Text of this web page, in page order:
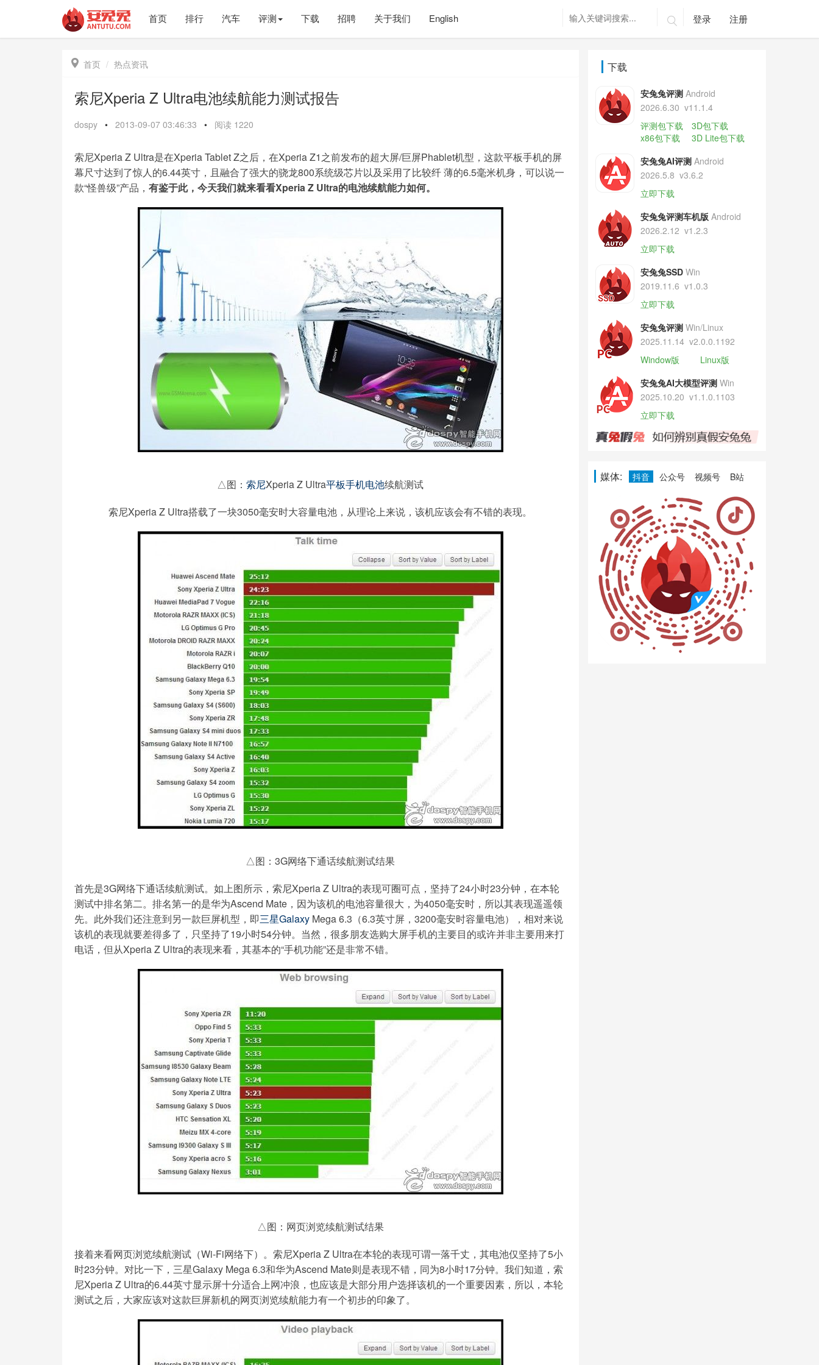
首页 排行 汽车 评测 下载 招聘 关于我们 English  登录 注册
 首页 热点资讯
索尼Xperia Z Ultra电池续航能力测试报告
dospy • 2013-09-07 03:46:33 • 阅读 1220
索尼Xperia Z Ultra是在Xperia Tablet Z之后，在Xperia Z1之前发布的超大屏/巨屏Phablet机型，这款平板手机的屏
幕尺寸达到了惊人的6.44英寸，且融合了强大的骁龙800系统级芯片以及采用了比较纤 薄的6.5毫米机身，可以说一
款“怪兽级”产品， 有鉴于此，今天我们就来看看Xperia Z Ultra的电池续航能力如何。
△图：索尼Xperia Z Ultra平板手机电池续航测试
索尼Xperia Z Ultra搭载了一块3050毫安时大容量电池，从理论上来说，该机应该会有不错的表现。
△图：3G网络下通话续航测试结果
首先是3G网络下通话续航测试。如上图所示，索尼Xperia Z Ultra的表现可圈可点，坚持了24小时23分钟，在本轮
测试中排名第二。排名第一的是华为Ascend Mate，因为该机的电池容量很大，为4050毫安时，所以其表现遥遥领
先。此外我们还注意到另一款巨屏机型，即三星Galaxy Mega 6.3（6.3英寸屏，3200毫安时容量电池），相对来说
该机的表现就要差得多了，只坚持了19小时54分钟。当然，很多朋友选购大屏手机的主要目的或许并非主要用来打
电话，但从Xperia Z Ultra的表现来看，其基本的“手机功能”还是非常不错。
△图：网页浏览续航测试结果
接着来看网页浏览续航测试（Wi-Fi网络下）。索尼Xperia Z Ultra在本轮的表现可谓一落千丈，其电池仅坚持了5小
时23分钟。对比一下，三星Galaxy Mega 6.3和华为Ascend Mate则是表现不错，同为8小时17分钟。我们知道，索
尼Xperia Z Ultra的6.44英寸显示屏十分适合上网冲浪，也应该是大部分用户选择该机的一个重要因素，所以，本轮
测试之后，大家应该对这款巨屏新机的网页浏览续航能力有一个初步的印象了。
下载
安兔兔评测 Android
2026.6.30 v11.1.4
评测包下载
3D包下载
x86包下载
3D Lite包下载
安兔兔AI评测 Android
2026.5.8 v3.6.2
立即下载
安兔兔评测车机版 Android
2026.2.12 v1.2.3
立即下载
安兔兔SSD Win
2019.11.6 v1.0.3
立即下载
安兔兔评测 Win/Linux
2025.11.14 v2.0.0.1192
Window版
Linux版
安兔兔AI大模型评测 Win
2025.10.20 v1.1.0.1103
立即下载
媒体: 抖音 公众号 视频号 B站